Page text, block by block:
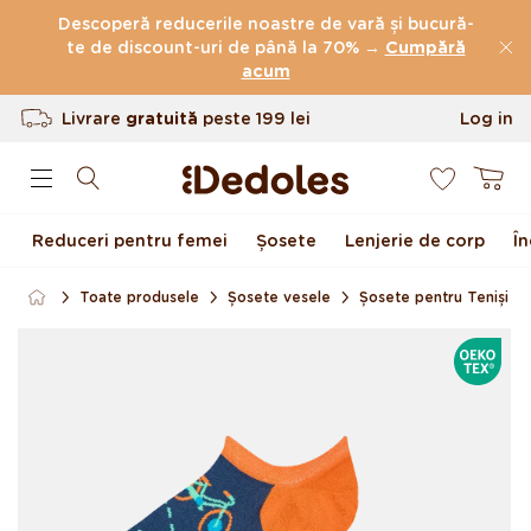
Sari la conținut
Descoperă reducerile noastre de vară și bucură-
te de discount-uri de până la 70% → Cumpără
acum
(32.033 Recenzii)
Livrare gratuită peste 199 lei
de zile
Log in
Cart
Reduceri pentru femei Șosete Lenjerie de corp
Toate produsele Șosete vesele Șosete pentru Teniși